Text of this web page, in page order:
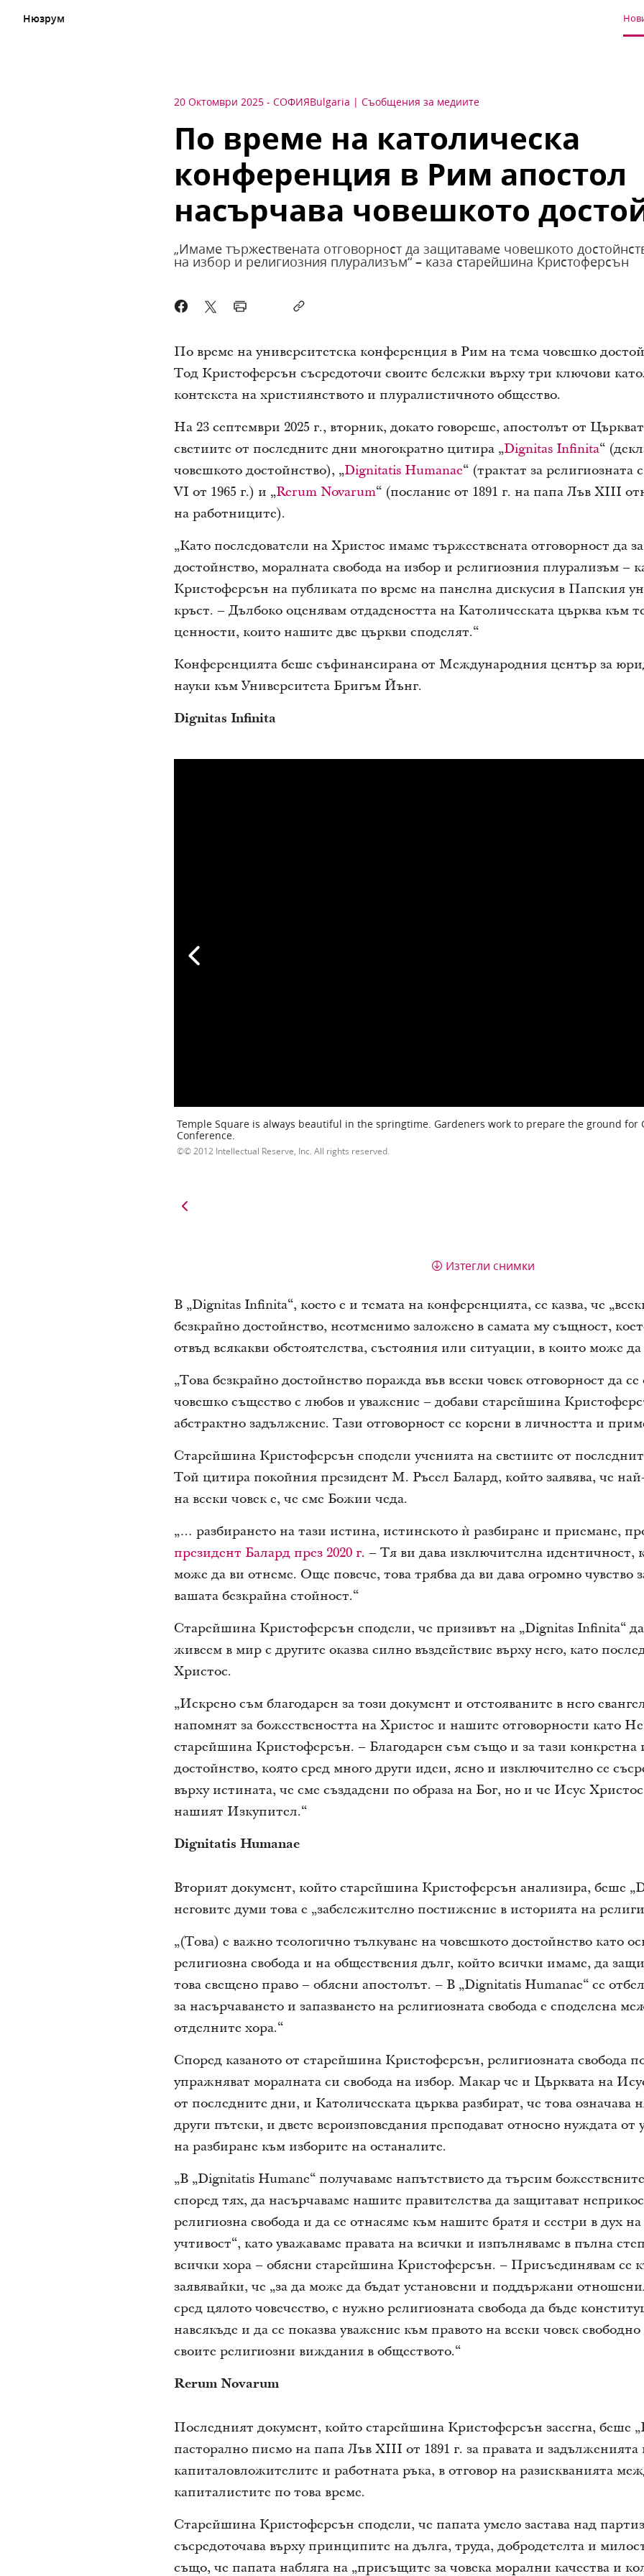
Нюзрум
20 Октомври 2025 - СОФИЯBulgaria Съобщения за медиите
По време на католическа
конференция в Рим апостол
насърчава човешкото
„Имаме тържествената отговорност да защитаваме човешкото
на избор и религиозния плурализъм“ – каза старейшина Кристоферсън
По време на университетска конференция в Рим на тема човешко
Тод Кристоферсън съсредоточи своите бележки върху три ключови
контекста на християнството и плуралистичното общество.
На 23 септември 2025 г., вторник, докато говореше, апостолът от
светиите от последните дни многократно цитира „Dignitas Infinita“
човешкото достойнство), „Dignitatis Humanae“ (трактат за религиозната
VI от 1965 г.) и „Rerum Novarum“ (послание от 1891 г. на папа Лъв XIII
на работниците).
„Като последователи на Христос имаме тържествената отговорност да
достойнство, моралната свобода на избор и религиозния плурализъм –
Кристоферсън на публиката по време на панелна дискусия в Папския
кръст. – Дълбоко оценявам отдадеността на Католическата църква към
ценности, които нашите две църкви споделят.“
Конференцията беше съфинансирана от Международния център за
науки към Университета Бригъм Йънг.
Dignitas Infinita
Temple Square is always beautiful in the springtime. Gardeners work to prepare the ground for
Conference.
© 2012 Intellectual Reserve, Inc. All rights reserved.
Изтегли снимки
В „Dignitas Infinita“, което е и темата на конференцията, се казва, че
безкрайно достойнство, неотменимо заложено в самата му същност,
отвъд всякакви обстоятелства, състояния или ситуации, в които може
„Това безкрайно достойнство поражда във всеки човек отговорност да
човешко същество с любов и уважение – добави старейшина
абстрактно задължение. Тази отговорност се корени в личността и
Старейшина Кристоферсън сподели ученията на светиите от
Той цитира покойния президент М. Ръсел Балард, който заявява, че
на всеки човек е, че сме Божии чеда.
„… разбирането на тази истина, истинското ѝ разбиране и приемане,
президент Балард през 2020 г. – Тя ви дава изключителна идентичност,
може да ви отнеме. Още повече, това трябва да ви дава огромно чувство
вашата безкрайна стойност.“
Старейшина Кристоферсън сподели, че призивът на „Dignitas Infinita“
живеем в мир с другите оказва силно въздействие върху него, като
Христос.
„Искрено съм благодарен за този документ и отстояваните в него
напомнят за божествеността на Христос и нашите отговорности като
старейшина Кристоферсън. – Благодарен съм също и за тази конкретна
достойнство, която сред много други идеи, ясно и изключително се
върху истината, че сме създадени по образа на Бог, но и че Исус
нашият Изкупител.“
Dignitatis Humanae
Вторият документ, който старейшина Кристоферсън анализира, беше
неговите думи това е „забележително постижение в историята на
„(Това) е важно теологично тълкуване на човешкото достойнство като
религиозна свобода и на обществения дълг, който всички имаме, да
това свещено право – обясни апостолът. – В „Dignitatis Humanae“ се
за насърчаването и запазването на религиозната свобода е споделена
отделните хора.“
Според казаното от старейшина Кристоферсън, религиозната свобода
упражняват моралната си свобода на избор. Макар че и Църквата на
от последните дни, и Католическата църква разбират, че това означава
други пътеки, и двете вероизповедания преподават относно нуждата от
на разбиране към изборите на останалите.
„В „Dignitatis Humane“ получаваме напътствието да търсим
според тях, да насърчаваме нашите правителства да защитават
религиозна свобода и да се отнасяме към нашите братя и сестри в дух
учтивост“, като уважаваме правата на всички и изпълняваме в пълна
всички хора – обясни старейшина Кристоферсън. – Присъединявам се
заявявайки, че „за да може да бъдат установени и поддържани
сред цялото човечество, е нужно религиозната свобода да бъде
навсякъде и да се показва уважение към правото на всеки човек
своите религиозни виждания в обществото.“
Rerum Novarum
Последният документ, който старейшина Кристоферсън засегна, беше
пасторално писмо на папа Лъв XIII от 1891 г. за правата и задълженията
капиталовложителите и работната ръка, в отговор на разискванията
капиталистите по това време.
Старейшина Кристоферсън сподели, че папата умело застава над
съсредоточава върху принципите на дълга, труда, добродетелта и
също, че папата набляга на „присъщите за човека морални качества и